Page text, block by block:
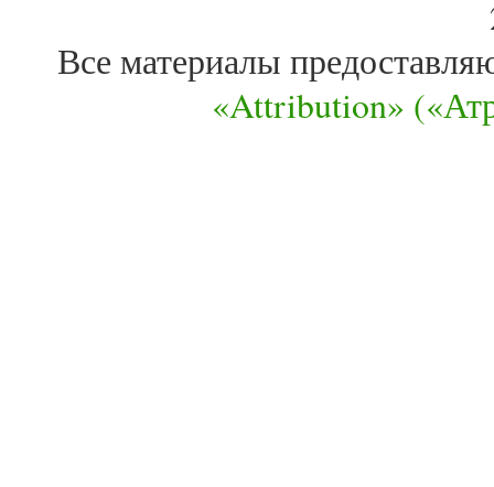
Все материалы
«Attribution»